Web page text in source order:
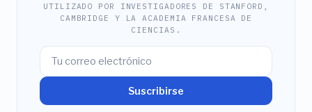
UTILIZADO POR INVESTIGADORES DE STANFORD,
CAMBRIDGE Y LA ACADEMIA FRANCESA DE
CIENCIAS.
Suscribirse